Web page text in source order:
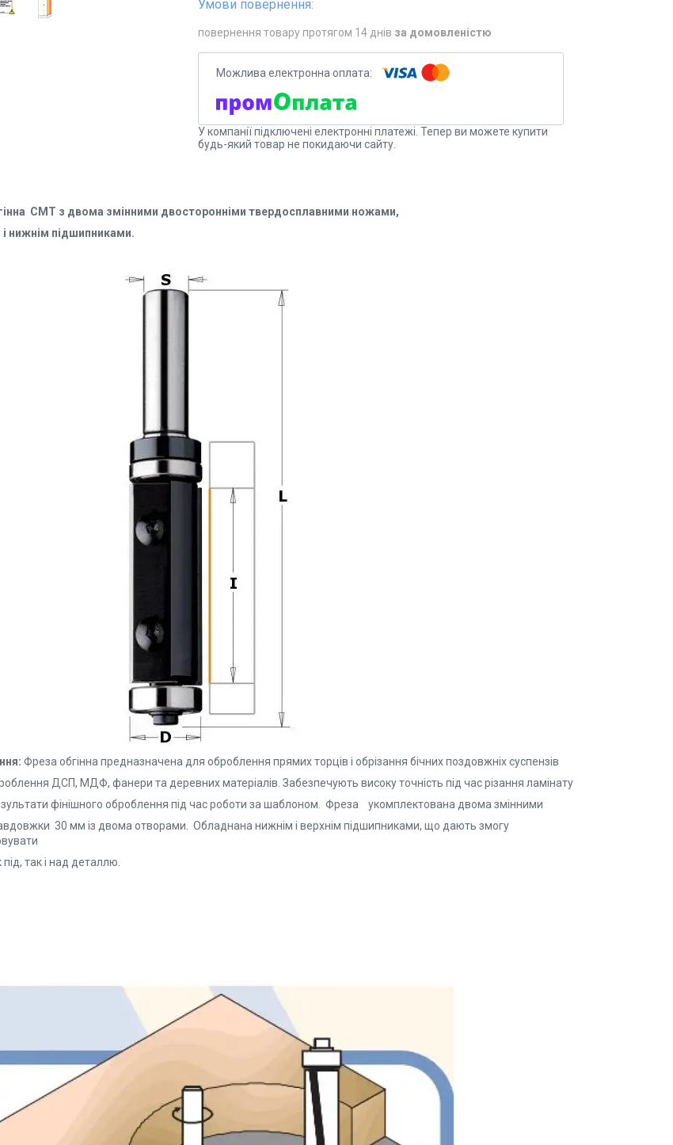
повернення товару протягом 14 днів за домовленістю
У компанії підключені електронні платежі. Тепер ви можете купити
будь-який товар не покидаючи сайту.
СМТ з двома змінними двосторонніми твердосплавними ножами,
і нижнім підшипниками.
Фреза обгінна предназначена для оброблення прямих торців і обрізання бічних поздовжніх суспензів
ДСП, МДФ, фанери та деревних матеріалів. Забезпечують високу точність під час різання ламінату
фінішного оброблення під час роботи за шаблоном. Фреза укомплектована двома змінними
30 мм із двома отворами. Обладнана нижнім і верхнім підшипниками, що дають змогу
так і над деталлю.